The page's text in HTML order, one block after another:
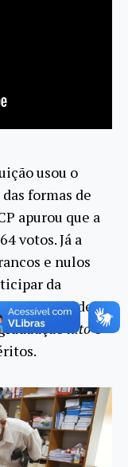
usou o
formas de
apurou que a
votos. Já a
e nulos
da
de
latoe